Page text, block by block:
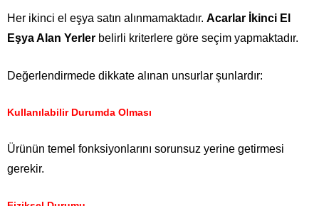
Her ikinci el eşya satın alınmamaktadır. Acarlar İkinci El
Eşya Alan Yerler belirli kriterlere göre seçim yapmaktadır.
Değerlendirmede dikkate alınan unsurlar şunlardır:
Kullanılabilir Durumda Olması
Ürünün temel fonksiyonlarını sorunsuz yerine getirmesi
gerekir.